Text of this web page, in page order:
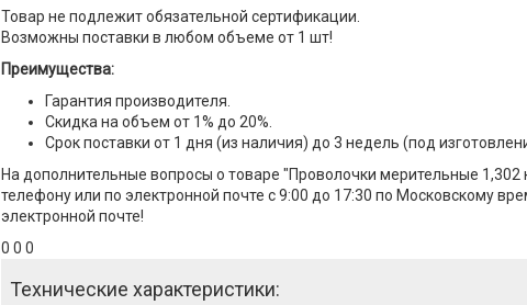
Товар не подлежит обязательной сертификации.
Возможны поставки в любом объеме от 1 шт!
Преимущества:
Гарантия производителя.
Скидка на объем от 1% до 20%.
Срок поставки от 1 дня (из наличия) до 3 недель (под
На дополнительные вопросы о товаре "Проволочки мерительные 1,302
телефону или по электронной почте с 9:00 до 17:30 по Московскому
электронной почте!
0 0 0
Технические характеристики: